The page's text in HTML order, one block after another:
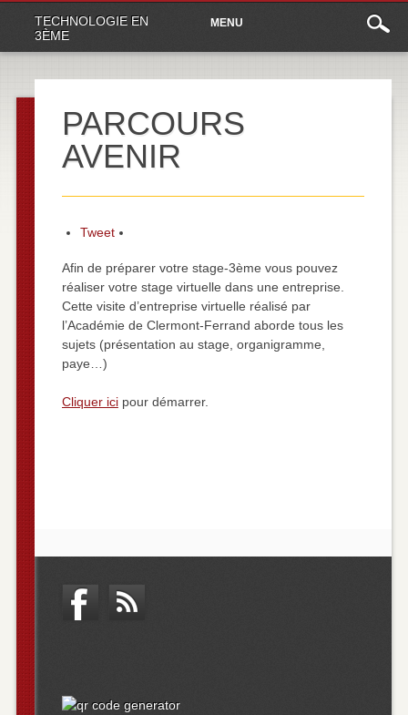
TECHNOLOGIE EN
3ÈME
Main
menu
content
MENU
PARCOURS
AVENIR
Tweet
Afin de préparer votre stage-3ème vous pouvez
réaliser votre stage virtuelle dans une entreprise.
Cette visite d’entreprise virtuelle réalisé par
l’Académie de Clermont-Ferrand aborde tous les
sujets (présentation au stage, organigramme,
paye…)
Cliquer icipour démarrer.